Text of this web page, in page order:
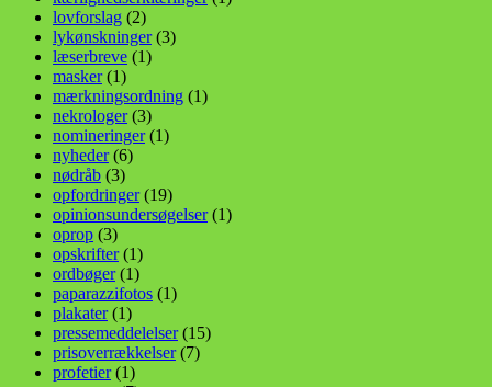
lovforslag (2)
lykønskninger(3)
læserbreve (1)
masker(1)
mærkningsordning (1)
nekrologer(3)
nomineringer(1)
nyheder(6)
nødråb (3)
opfordringer(19)
opinionsundersøgelser(1)
oprop (3)
opskrifter(1)
ordbøger(1)
paparazzifotos (1)
plakater(1)
pressemeddelelser(15)
prisoverrækkelser(7)
profetier(1)